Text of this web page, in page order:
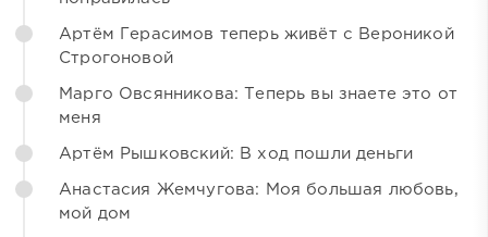
Артём Герасимов теперь живёт с Вероникой
Строгоновой
Марго Овсянникова: Теперь вы знаете это от
меня
Артём Рышковский: В ход пошли деньги
Анастасия Жемчугова: Моя большая любовь,
мой дом